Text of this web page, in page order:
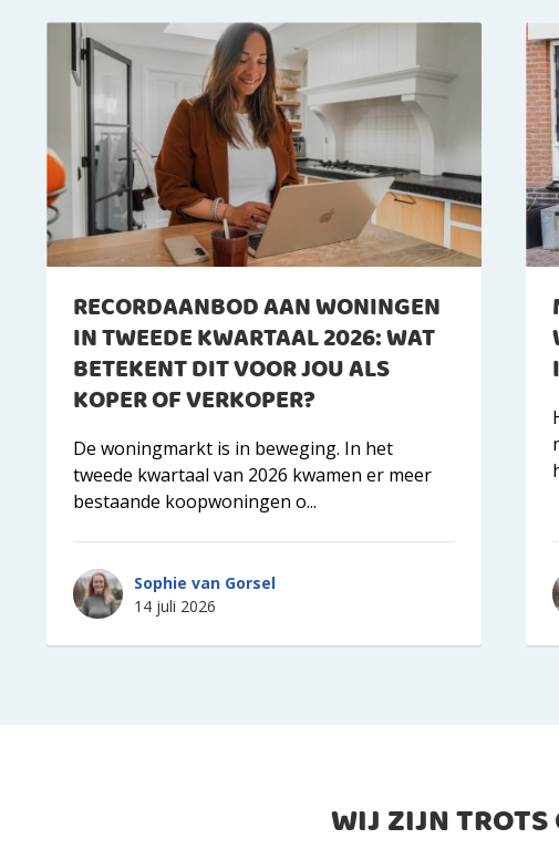
RECORDAANBOD AAN WONINGEN
IN TWEEDE KWARTAAL 2026: WAT
BETEKENT DIT VOOR JOU ALS
KOPER OF VERKOPER?
De woningmarkt is in beweging. In het
tweede kwartaal van 2026 kwamen er meer
bestaande koopwoningen o...
Sophie van Gorsel
14 juli 2026
WIJ ZIJN